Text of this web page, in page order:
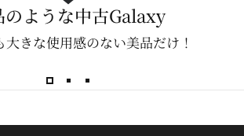
のような中古Galaxy
大きな使用感のない美品だけ！